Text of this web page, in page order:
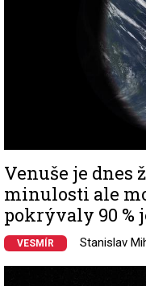
Venuše je dnes
minulosti ale
pokrývaly 90 %
VESMÍR Stanislav